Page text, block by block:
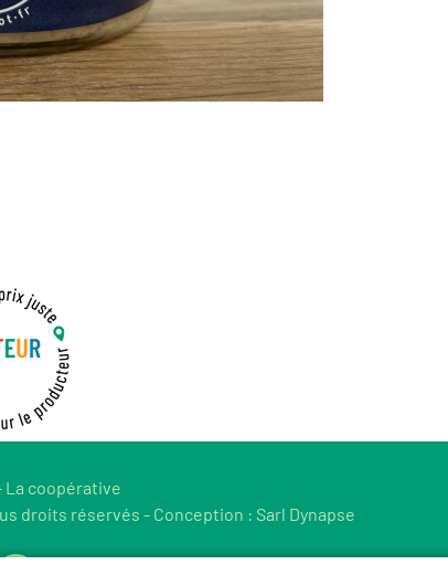
La coopérative
droits réservés - Conception : Sarl Dynapse